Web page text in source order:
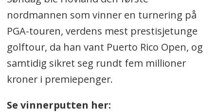
nordmannen som vinner en turnering på
PGA-touren, verdens mest prestisjetunge
golftour, da han vant Puerto Rico Open, og
samtidig sikret seg rundt fem millioner
kroner i premiepenger.
Se vinnerputten her: